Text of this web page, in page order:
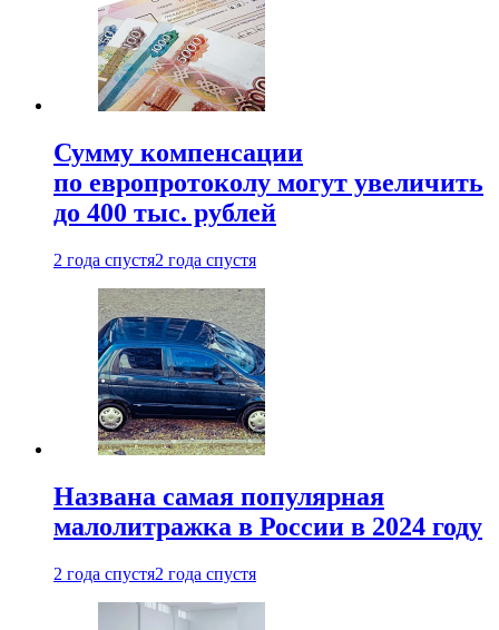
Сумму компенсации
по европротоколу могут увеличить
до 400 тыс. рублей
2 года спустя2 года спустя
Названа самая популярная
малолитражка в России в 2024 году
2 года спустя2 года спустя